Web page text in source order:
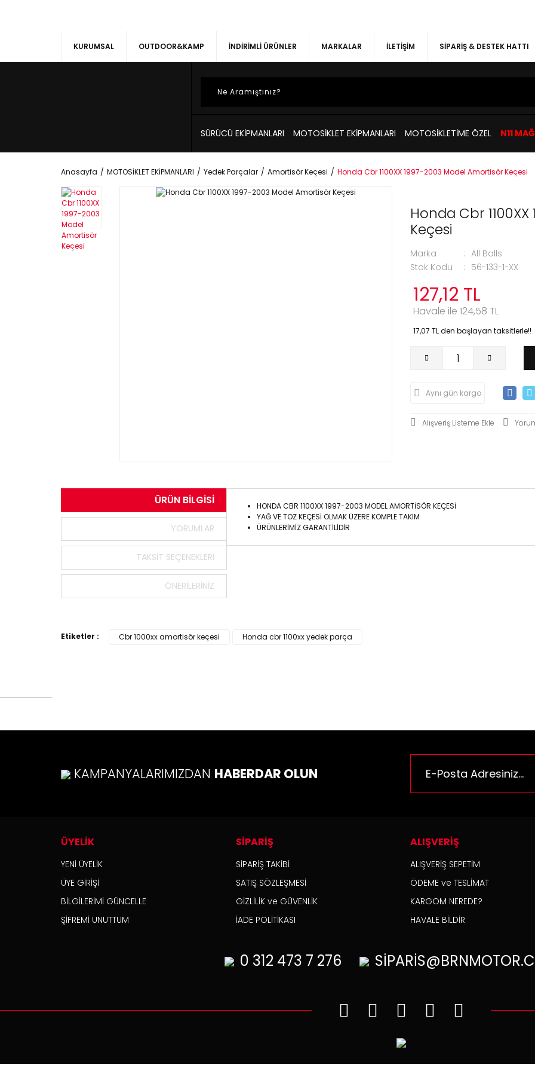
KURUMSAL OUTDOOR&KAMP İNDİRİMLİ ÜRÜNLER MARKALAR İLETİŞİM SİPARİŞ & DESTEK HATTI
SÜRÜCÜ EKİPMANLARI MOTOSİKLET EKİPMANLARI MOTOSİKLETİME ÖZEL N11
Anasayfa MOTOSİKLET EKİPMANLARI Yedek Parçalar Amortisör Keçesi Honda Cbr 1100XX 1997-2003 Model Amortisör Keçesi
Honda Cbr
Keçesi
Marka
All Balls
Stok Kodu
56-133-1-XX
127,12 TL
Havale ile 124,58 TL
17,07 TL den başlayan taksitlerle!!
Aynı gün kargo
ÜRÜN BILGISI
YORUMLAR
TAKSIT SEÇENEKLERI
ÖNERILERINIZ
HONDA CBR 1100XX 1997-2003 MODEL AMORTİSÖR KEÇESİ
YAĞ VE TOZ KEÇESİ OLMAK ÜZERE KOMPLE TAKIM
ÜRÜNLERİMİZ GARANTİLİDİR
Ürün açıklamasında eksik bilgiler bulunuyor.
Etiketler : Cbr 1000xx amortisör keçesi Honda cbr 1100xx yedek parça
KAMPANYALARIMIZDAN HABERDAR OLUN
ÜYELİK
YENİ ÜYELİK
ÜYE GİRİŞİ
BİLGİLERİMİ GÜNCELLE
ŞİFREMİ UNUTTUM
SİPARİŞ
SİPARİŞ TAKİBİ
SATIŞ SÖZLEŞMESİ
GİZLİLİK ve GÜVENLİK
İADE POLİTİKASI
ALIŞVERİŞ
ALIŞVERİŞ SEPETİM
ÖDEME ve TESLİMAT
KARGOM NEREDE?
HAVALE BİLDİR
0 312 473 7 276